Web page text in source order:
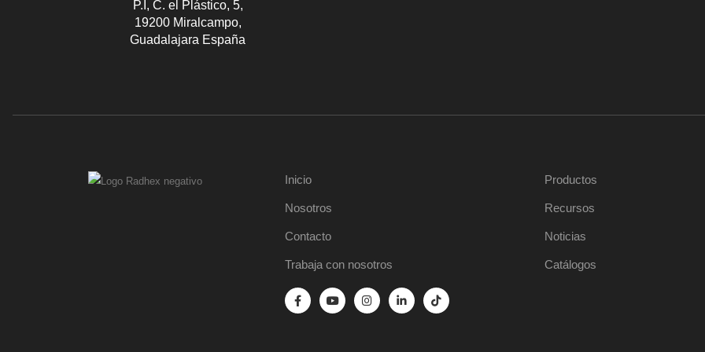
P.I, C. el Plástico, 5,
19200 Miralcampo,
Guadalajara España
Inicio
Nosotros
Contacto
Trabaja con nosotros
Productos
Recursos
Noticias
Catálogos